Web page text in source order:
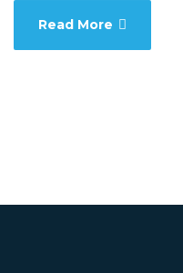
Read More